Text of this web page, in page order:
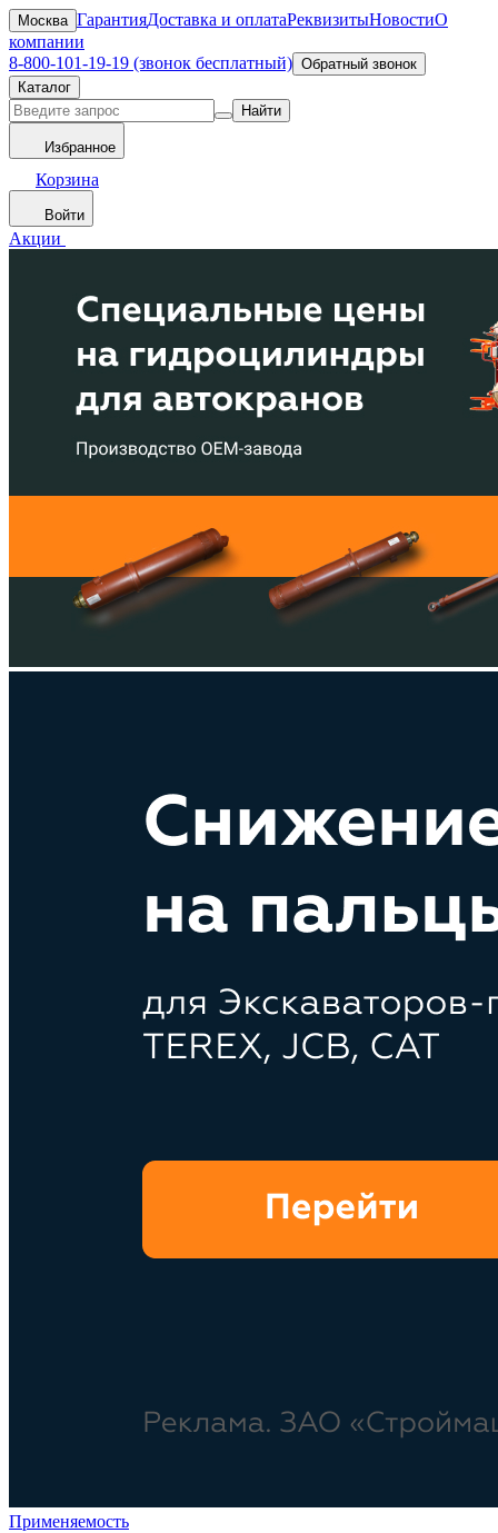
Москва ГарантияДоставка и оплатаРеквизитыНовостиО
компании
8-800-101-19-19 (звонок бесплатный) Обратный звонок
Каталог
Найти
Избранное
Корзина
Войти
Акции
Применяемость